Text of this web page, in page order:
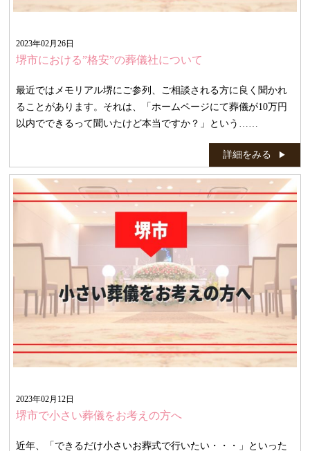
2023年02月26日
堺市における”格安”の葬儀社について
最近ではメモリアル堺にご参列、ご相談される方に良く聞かれ
ることがあります。それは、「ホームページにて葬儀が10万円
以内でできるって聞いたけど本当ですか？」という……
詳細をみる
2023年02月12日
堺市で小さい葬儀をお考えの方へ
近年、「できるだけ小さいお葬式で行いたい・・・」といった